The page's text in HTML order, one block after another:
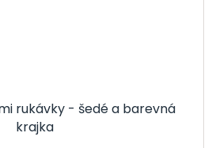
rukávky - šedé a barevná
krajka